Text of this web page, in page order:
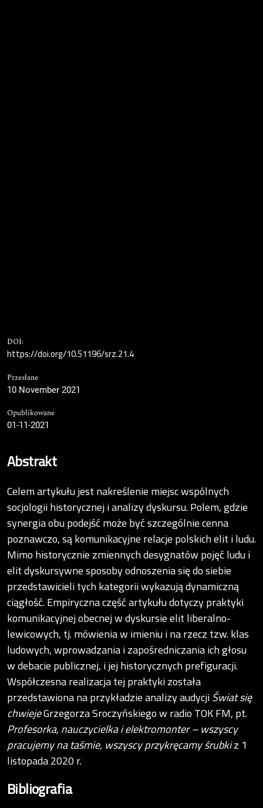
DOI:
https://doi.org/10.51196/srz.21.4
Przesłane
10 November 2021
Opublikowane
01-11-2021
Abstrakt
Celem artykułu jest nakreślenie miejsc wspólnych
socjologii historycznej i analizy dyskursu. Polem, gdzie
synergia obu podejść może być szczególnie cenna
poznawczo, są komunikacyjne relacje polskich elit i ludu.
Mimo historycznie zmiennych desygnatów pojęć ludu i
elit dyskursywne sposoby odnoszenia się do siebie
przedstawicieli tych kategorii wykazują dynamiczną
ciągłość. Empiryczna część artykułu dotyczy praktyki
komunikacyjnej obecnej w dyskursie elit liberalno-
lewicowych, tj. mówienia w imieniu i na rzecz tzw. klas
ludowych, wprowadzania i zapośredniczania ich głosu
w debacie publicznej, i jej historycznych prefiguracji.
Współczesna realizacja tej praktyki została
przedstawiona na przykładzie analizy audycjiŚwiat się
chwiejeGrzegorza Sroczyńskiego w radio TOK FM, pt.
Profesorka, nauczycielka i elektromonter – wszyscy
pracujemy na taśmie, wszyscy przykręcamy śrubkiz 1
listopada 2020 r.
Bibliografia